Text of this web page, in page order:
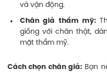
và vận động.
Chân giả thẩm mỹ:
giống với chân thật,
mặt thẩm mỹ.
Cách chọn chân giả: Bạn